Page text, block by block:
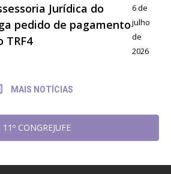
Jurídica do
pedido de pagamento
TRF4
6 de
julho
de
2026
MAIS NOTÍCIAS
11º CONGREJUFE